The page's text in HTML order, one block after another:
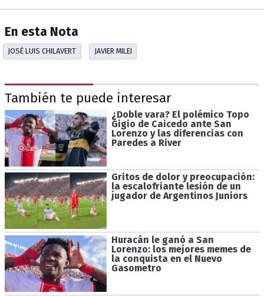
En esta Nota
JOSÉ LUIS CHILAVERT JAVIER MILEI
También te puede interesar
¿Doble vara? El polémico Topo
Gigio de Caicedo ante San
Lorenzo y las diferencias con
Paredes a River
Gritos de dolor y preocupación:
la escalofriante lesión de un
jugador de Argentinos Juniors
Huracán le ganó a San
Lorenzo: los mejores memes de
la conquista en el Nuevo
Gasometro